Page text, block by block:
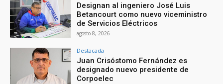
Designan al ingeniero José Luis
Betancourt como nuevo viceministro
de Servicios Eléctricos
agosto 8, 2026
Destacada
Juan Crisóstomo Fernández es
designado nuevo presidente de
Corpoelec